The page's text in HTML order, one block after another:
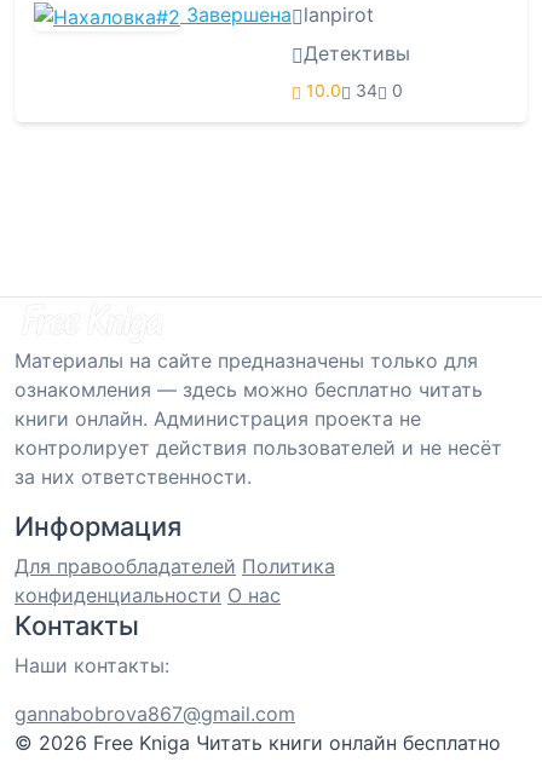
Завершена lanpirot
Детективы
10.0 34 0
Материалы на сайте предназначены только для
ознакомления — здесь можно бесплатно читать
книги онлайн. Администрация проекта не
контролирует действия пользователей и не несёт
за них ответственности.
Информация
Для правообладателей Политика
конфиденциальности О нас
Контакты
Наши контакты:
gannabobrova867@gmail.com
© 2026 Free Kniga Читать книги онлайн бесплатно